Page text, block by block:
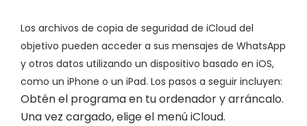
Los archivos de copia de seguridad de iCloud del
objetivo pueden acceder a sus mensajes de WhatsApp
y otros datos utilizando un dispositivo basado en iOS,
como un iPhone o un iPad. Los pasos a seguir incluyen:
Obtén el programa en tu ordenador y arráncalo.
Una vez cargado, elige el menú iCloud.